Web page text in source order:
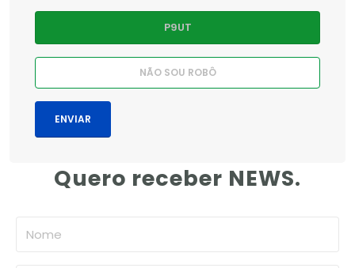
Quero receber NEWS.